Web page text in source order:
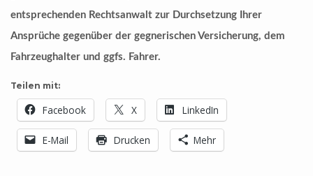
entsprechenden Rechtsanwalt zur Durchsetzung Ihrer
Ansprüche gegenüber der gegnerischen Versicherung, dem
Fahrzeughalter und ggfs. Fahrer.
Teilen mit:
Facebook X LinkedIn
E-Mail Drucken Mehr